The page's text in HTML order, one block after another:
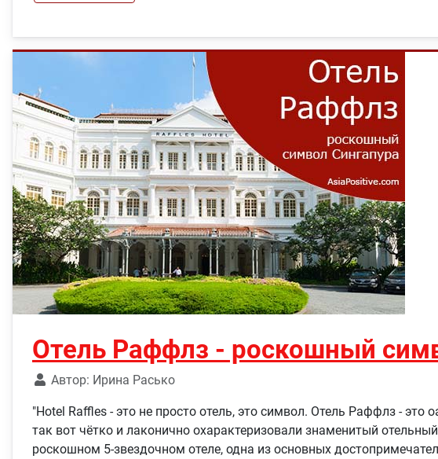
Отель Раффлз - роскошный
Автор: Ирина Расько
"Hotel Raffles - это не просто отель, это символ. Отель Раффлз -
так вот чётко и лаконично охарактеризовали знаменитый
роскошном 5-звездочном отеле, одна из основных